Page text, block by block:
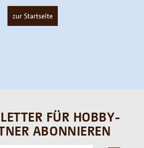
zur Startseite
FÜR HOBBY-
ABONNIEREN